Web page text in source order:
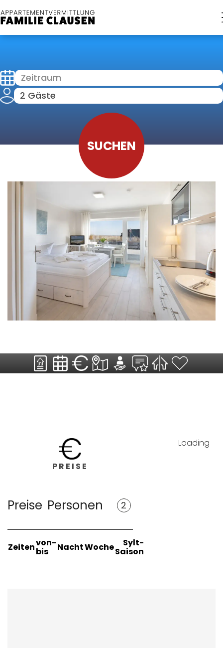
Zeitraum
2 Gäste
SUCHEN
PREISE
Preise Personen 2
Zeitenvon-
bis NachtWoche Sylt-
Saison
Loading